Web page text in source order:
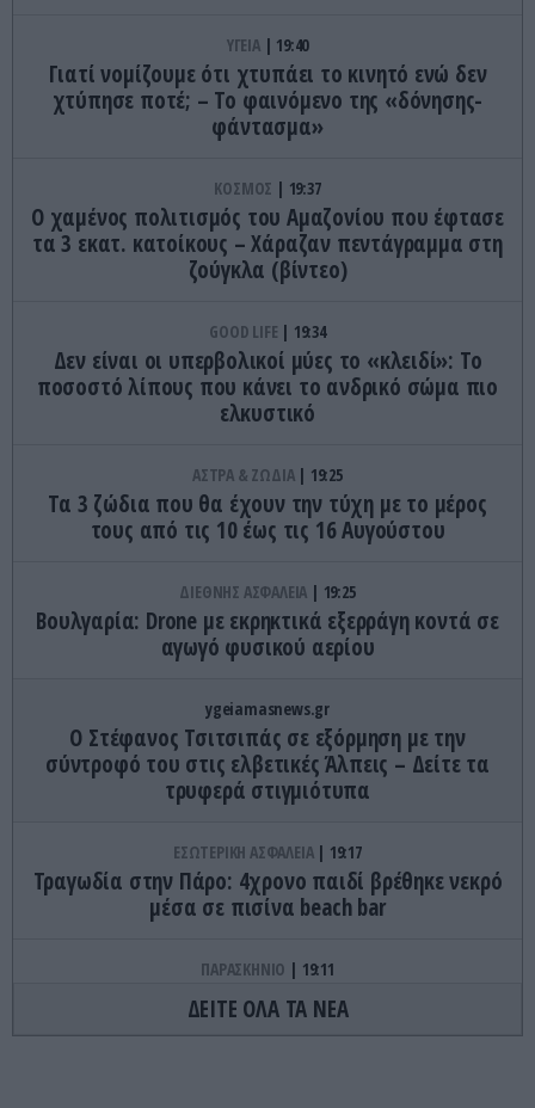
ΥΓΕΙΑ 19:40
Γιατί νομίζουμε ότι χτυπάει το κινητό ενώ δεν
χτύπησε ποτέ; – Το φαινόμενο της «δόνησης-
φάντασμα»
ΚΟΣΜΟΣ 19:37
Ο χαμένος πολιτισμός του Αμαζονίου που έφτασε
τα 3 εκατ. κατοίκους – Χάραζαν πεντάγραμμα στη
ζούγκλα (βίντεο)
GOOD LIFE 19:34
Δεν είναι οι υπερβολικοί μύες το «κλειδί»: Το
ποσοστό λίπους που κάνει το ανδρικό σώμα πιο
ελκυστικό
ΑΣΤΡΑ & ΖΩΔΙΑ 19:25
Τα 3 ζώδια που θα έχουν την τύχη με το μέρος
τους από τις 10 έως τις 16 Αυγούστου
ΔΙΕΘΝΗΣ ΑΣΦΑΛΕΙΑ 19:25
Βουλγαρία: Drone με εκρηκτικά εξερράγη κοντά σε
αγωγό φυσικού αερίου
ygeiamasnews.gr
Ο Στέφανος Τσιτσιπάς σε εξόρμηση με την
σύντροφό του στις ελβετικές Άλπεις – Δείτε τα
τρυφερά στιγμιότυπα
ΕΣΩΤΕΡΙΚΗ ΑΣΦΑΛΕΙΑ 19:17
Τραγωδία στην Πάρο: 4χρονο παιδί βρέθηκε νεκρό
μέσα σε πισίνα beach bar
ΠΑΡΑΣΚΗΝΙΟ 19:11
Ο μικρότερος κάτοχος διαρκείας – Είναι δύο
μηνών και έχει το δικό του εισιτήριο στον ΟΦΗ!
ΔΕΙΤΕ ΟΛΑ ΤΑ ΝΕΑ